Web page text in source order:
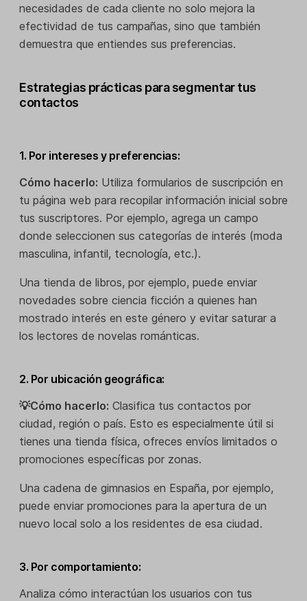
necesidades de cada cliente no solo mejora la
efectividad de tus campañas, sino que también
demuestra que entiendes sus preferencias.
Estrategias prácticas para segmentar tus
contactos
1. Por intereses y preferencias:
Cómo hacerlo: Utiliza formularios de suscripción en
tu página web para recopilar información inicial sobre
tus suscriptores. Por ejemplo, agrega un campo
donde seleccionen sus categorías de interés (moda
masculina, infantil, tecnología, etc.).
Una tienda de libros, por ejemplo, puede enviar
novedades sobre ciencia ficción a quienes han
mostrado interés en este género y evitar saturar a
los lectores de novelas románticas.
2. Por ubicación geográfica:
💡Cómo hacerlo: Clasifica tus contactos por
ciudad, región o país. Esto es especialmente útil si
tienes una tienda física, ofreces envíos limitados o
promociones específicas por zonas.
Una cadena de gimnasios en España, por ejemplo,
puede enviar promociones para la apertura de un
nuevo local solo a los residentes de esa ciudad.
3. Por comportamiento:
Analiza cómo interactúan los usuarios con tus